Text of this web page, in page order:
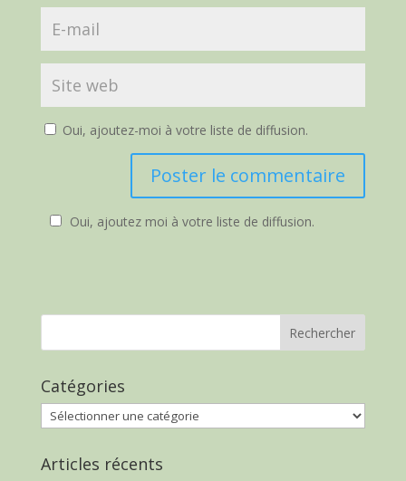
Oui, ajoutez-moi à votre liste de diffusion.
Oui, ajoutez moi à votre liste de diffusion.
Catégories
Catégories
Articles récents